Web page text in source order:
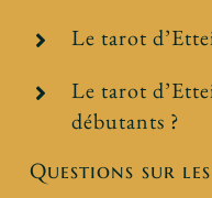
Le tarot
Le tarot
débutants ?
Questions sur